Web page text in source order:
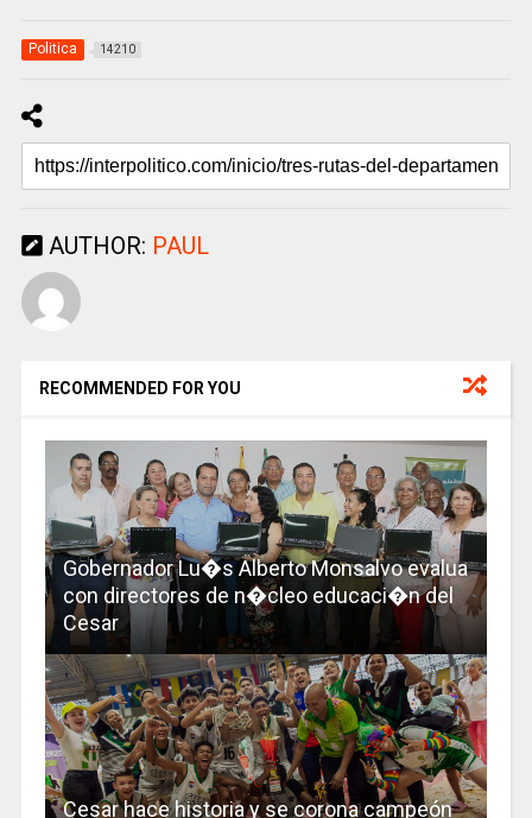
Politica 14210
AUTHOR: PAUL
RECOMMENDED FOR YOU
Gobernador Lu�s Alberto Monsalvo evalua
con directores de n�cleo educaci�n del
Cesar
Cesar hace historia y se corona campeón